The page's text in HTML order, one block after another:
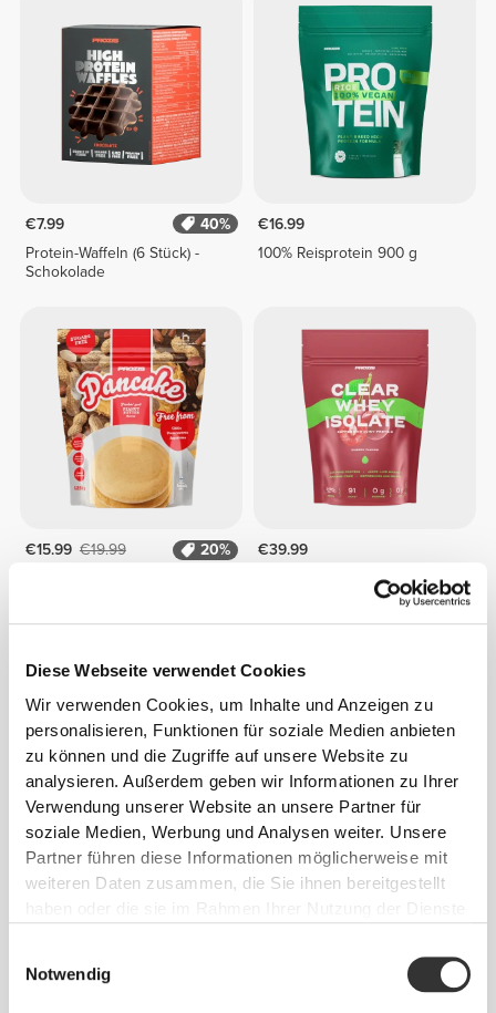
Diese Webseite verwendet Cookies
Wir verwenden Cookies, um Inhalte und Anzeigen zu
personalisieren, Funktionen für soziale Medien anbieten
zu können und die Zugriffe auf unsere Website zu
analysieren. Außerdem geben wir Informationen zu Ihrer
Verwendung unserer Website an unsere Partner für
soziale Medien, Werbung und Analysen weiter. Unsere
Partner führen diese Informationen möglicherweise mit
weiteren Daten zusammen, die Sie ihnen bereitgestellt
Notwendig
€7.99
40%
Protein-Waffeln (6 Stück) -
Schokolade
€16.99
100% Reisprotein 900 g
€15.99 €19.99
20%
€39.99
Clear Whey Isolate - Kirsche
€23.99
niedrigem Zuckergehalt x 10
€2.99 €3.99
25%
275g